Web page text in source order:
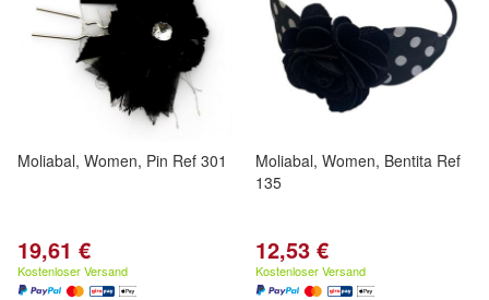
Moliabal, Women, Pin Ref 301
19,61 €
Kostenloser Versand
Moliabal, Women, Bentita Ref
135
12,53 €
Kostenloser Versand